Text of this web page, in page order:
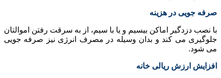
صرفه جویی در هزینه
با نصب دزدگیر اماکن بیسیم و یا با سیم، از به سرقت رفتن اموالتان
جلوگیری می کند و بدان وسیله در مصرف انرژی نیز صرفه جویی
می شود.
افزایش ارزش ریالی خانه